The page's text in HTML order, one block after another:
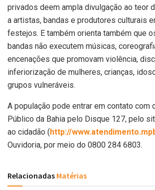
privados deem ampla divulgação ao teor
a artistas, bandas e produtores culturais
festejos. E também orienta também que
bandas não executem músicas,
encenações que promovam violência,
inferiorização de mulheres, crianças,
grupos vulneráveis.
A população pode entrar em contato com
Público da Bahia pelo Disque 127, pelo
ao cidadão ( http://
Ouvidoria, por meio do 0800 284 6803.
Relacionadas Matérias